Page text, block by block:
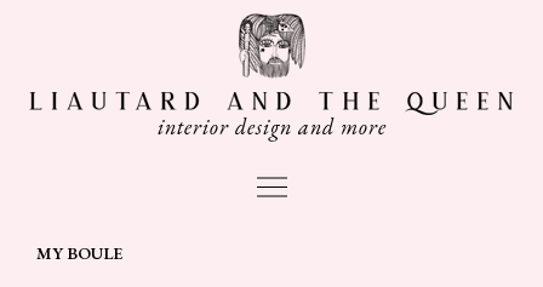
interior design and more
Main
MY BOULE
Navigation